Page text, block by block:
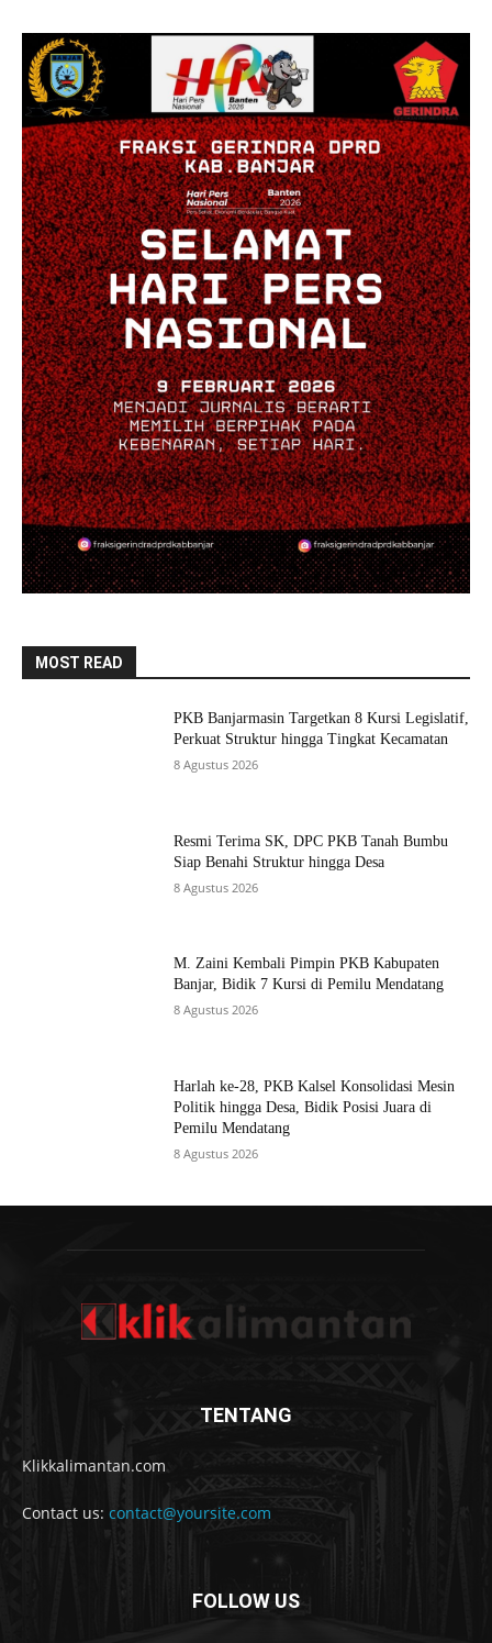
MOST READ
PKB Banjarmasin Targetkan 8 Kursi Legislatif,
Perkuat Struktur hingga Tingkat Kecamatan
8 Agustus 2026
Resmi Terima SK, DPC PKB Tanah Bumbu
Siap Benahi Struktur hingga Desa
8 Agustus 2026
M. Zaini Kembali Pimpin PKB Kabupaten
Banjar, Bidik 7 Kursi di Pemilu Mendatang
8 Agustus 2026
Harlah ke-28, PKB Kalsel Konsolidasi Mesin
Politik hingga Desa, Bidik Posisi Juara di
Pemilu Mendatang
8 Agustus 2026
TENTANG
Klikkalimantan.com
Contact us: contact@yoursite.com
FOLLOW US